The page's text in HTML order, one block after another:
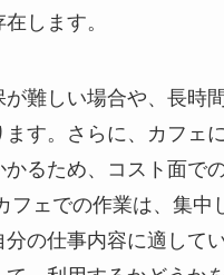
します。
が難しい場合や、長時
ます。さらに、カフェ
かるため、コスト面で
フェでの作業は、集中
の仕事内容に適して